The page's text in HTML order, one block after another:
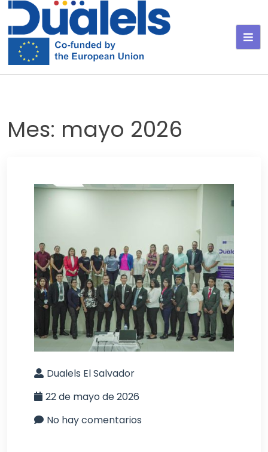
Saltar
contenido
Mes: mayo 2026
Dualels El Salvador
22 de mayo de 2026
No hay comentarios